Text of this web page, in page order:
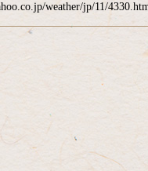
weather/jp/11/